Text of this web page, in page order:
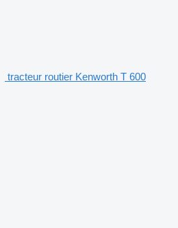
tracteur routier Kenworth T 600